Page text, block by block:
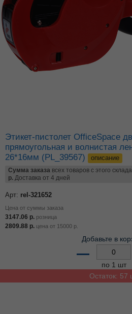
Этикет-пистолет OfficeSpace двустрочный,
прямоугольная и волнистая
26*16мм (PL_39567)
описание
Сумма заказа всех товаров с этого
р. Доставка от 4 дней
Арт: rel-321652
Цена от суммы заказа
3147.06 р. розница
2809.88 р. цена от 15000 р.
Добавьте в
–
по 1 шт
Остаток: 57